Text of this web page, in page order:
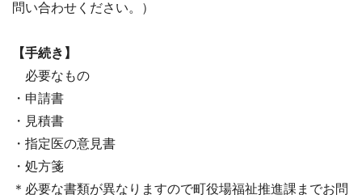
問い合わせください。）
【手続き】
必要なもの
・申請書
・見積書
・指定医の意見書
・処方箋
＊必要な書類が異なりますので町役場福祉推進課までお問